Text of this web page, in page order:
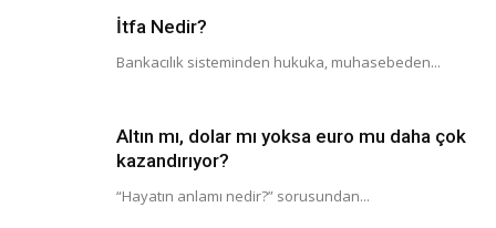
İtfa Nedir?
Bankacılık sisteminden hukuka, muhasebeden...
Altın mı, dolar mı yoksa euro mu daha çok
kazandırıyor?
“Hayatın anlamı nedir?” sorusundan...